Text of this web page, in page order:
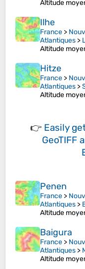
Altitude
Ilhe
France >
Atlantiques >
Altitude
Hitze
France >
Atlantiques >
Altitude
👉 Easily
GeoTIFF
Penen
France >
Atlantiques >
Altitude
Baigura
France >
Atlantiques >
Altitude